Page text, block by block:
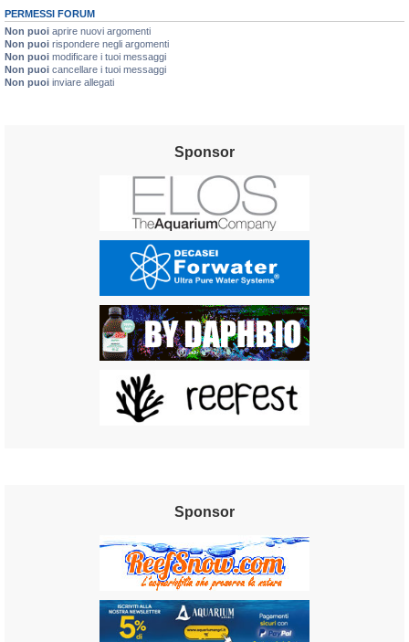
PERMESSI FORUM
Non puoi aprire nuovi argomenti
Non puoi rispondere negli argomenti
Non puoi modificare i tuoi messaggi
Non puoi cancellare i tuoi messaggi
Non puoi inviare allegati
Sponsor
Sponsor